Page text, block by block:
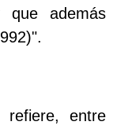
que además
refiere, entre